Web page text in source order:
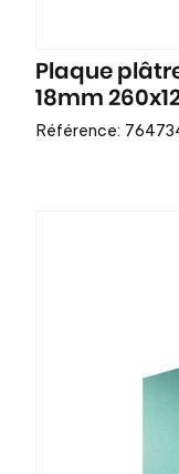
Plaque
18mm
Référence: